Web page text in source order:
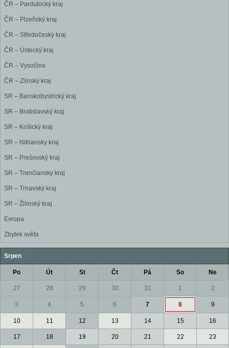
ČR – Pardubický kraj
ČR – Plzeňský kraj
ČR – Středočeský kraj
ČR – Ústecký kraj
ČR – Vysočina
ČR – Zlínský kraj
SR – Banskobystrický kraj
SR – Bratislavský kraj
SR – Košický kraj
SR – Nitriansky kraj
SR – Prešovský kraj
SR – Trenčiansky kraj
SR – Trnavský kraj
SR – Žilinský kraj
Evropa
Zbytek světa
Srpen
Po Út St Čt Pá So Ne
27 28 29 30 31 1 2
3 4 5 6 7 8 9
10 11 12 13 14 15 16
17 18 19 20 21 22 23